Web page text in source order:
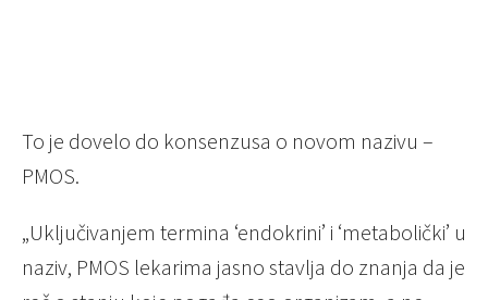
To je dovelo do konsenzusa o novom nazivu –
PMOS.
„Uključivanjem termina ‘endokrini’ i ‘metabolički’ u
naziv, PMOS lekarima jasno stavlja do znanja da je